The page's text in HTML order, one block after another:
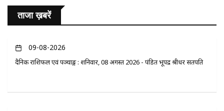
ताजा ख़बरें
09-08-2026
दैनिक राशिफल एवं पञ्चाङ्ग : शनिवार, 08 अगस्त 2026 - पंडित भूपेंद्र श्रीधर सतपति